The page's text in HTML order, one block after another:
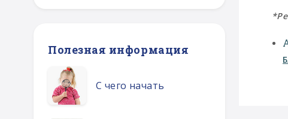
Полезная информация
С чего начать